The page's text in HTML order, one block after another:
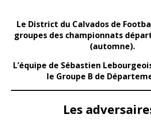
Le District du Calvados de
groupes des championnats
(automne).
L’équipe de Sébastien
le Groupe B de
Les